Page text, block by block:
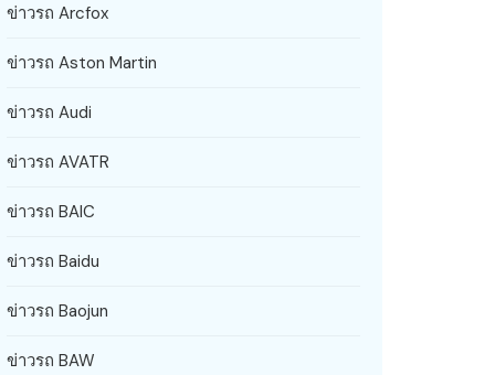
ข่าวรถ Arcfox
ข่าวรถ Aston Martin
ข่าวรถ Audi
ข่าวรถ AVATR
ข่าวรถ BAIC
ข่าวรถ Baidu
ข่าวรถ Baojun
ข่าวรถ BAW